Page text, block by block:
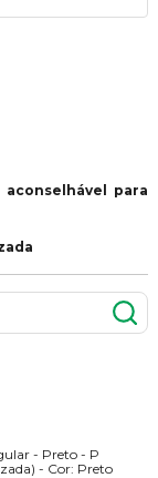
para
- Preto - P
- Cor: Preto